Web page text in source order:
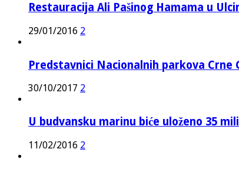
Restauracija Ali Pašinog Hamama u
29/01/2016 2
Predstavnici Nacionalnih parkova Crne
30/10/2017 2
U budvansku marinu biće uloženo 35
11/02/2016 2